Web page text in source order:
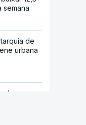
semana
de
urbana